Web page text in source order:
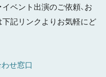
イベント出演のご依頼、お
下記リンクよりお気軽にど
せ窓口